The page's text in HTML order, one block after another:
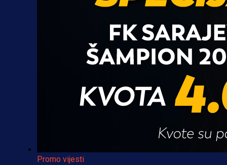
Promo vijesti